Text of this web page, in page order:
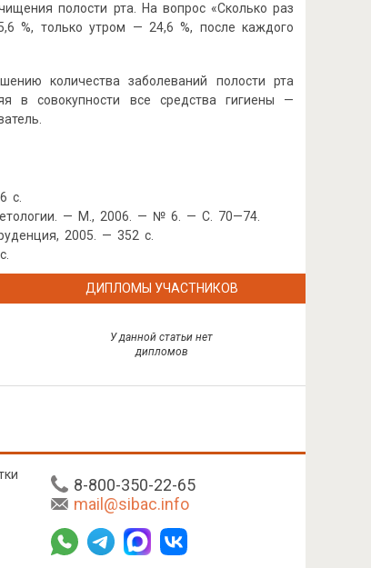
полости рта. На вопрос «Сколько раз
%, только утром — 24,6 %, после каждого
количества заболеваний полости рта
в совокупности все средства гигиены —
с.
— М., 2006. — № 6. — С. 70—74.
2005. — 352 с.
ДИПЛОМЫ УЧАСТНИКОВ
У данной статьи нет
дипломов
8-800-350-22-65
mail@sibac.info